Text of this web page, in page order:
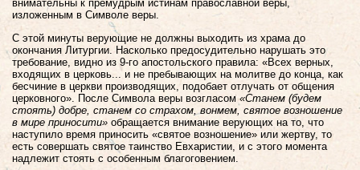
внимательны к премудрым истинам православной веры,
изложенным в Символе веры.
С этой минуты верующие не должны выходить из храма до
окончания Литургии. Насколько предосудительно нарушать это
требование, видно из 9-го апостольского правила: «Всех верных,
входящих в церковь... и не пребывающих на молитве до конца, как
бесчиние в церкви производящих, подобает отлучать от общения
церковного». После Символа веры возгласом«Станем (будем
стоять) добре, станем со страхом, вонмем, святое возношение
в мире приносити»обращается внимание верующих на то, что
наступило время приносить «святое возношение» или жертву, то
есть совершать святое таинство Евхаристии, и с этого момента
надлежит стоять с особенным благоговением.